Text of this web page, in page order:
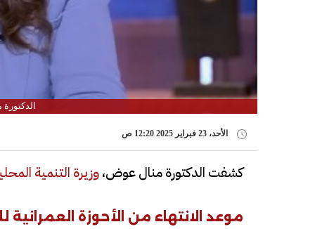
الأحد، 23 فبراير 2025 12:20 ص
كشفت الدكتورة منال عوض،وزيرة التنمية
موعد الانتهاء من الأحوزة العمرانية